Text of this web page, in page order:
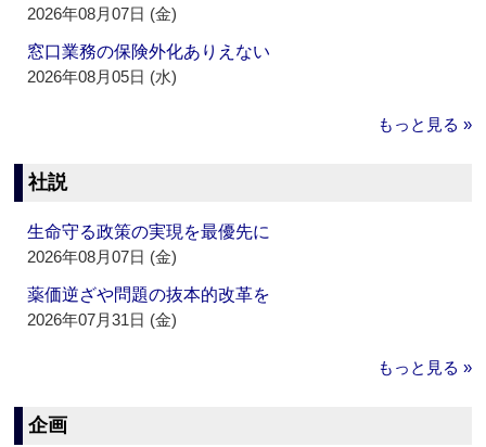
2026年08月07日 (金)
窓口業務の保険外化ありえない
2026年08月05日 (水)
もっと見る »
社説
生命守る政策の実現を最優先に
2026年08月07日 (金)
薬価逆ざや問題の抜本的改革を
2026年07月31日 (金)
もっと見る »
企画